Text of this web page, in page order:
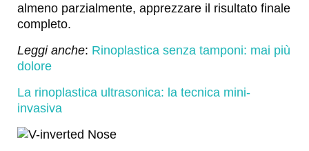
almeno parzialmente, apprezzare il risultato finale
completo.
Leggi anche: Rinoplastica senza tamponi: mai più
dolore
La rinoplastica ultrasonica: la tecnica mini-
invasiva